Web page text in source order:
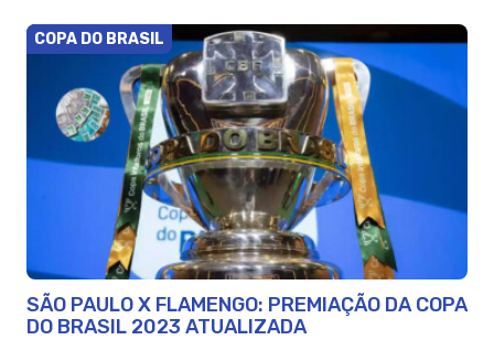
COPA DO BRASIL
SÃO PAULO X FLAMENGO: PREMIAÇÃO DA COPA
DO BRASIL 2023 ATUALIZADA